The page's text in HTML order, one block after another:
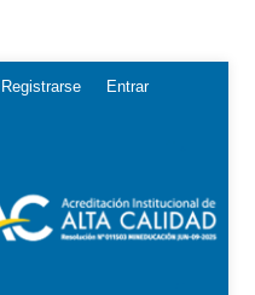
Registrarse Entrar